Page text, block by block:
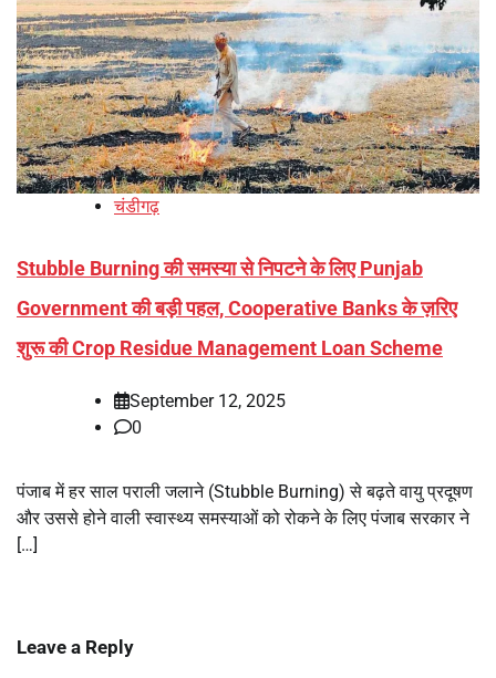
चंडीगढ़
Stubble Burning की समस्या से निपटने के लिए Punjab
Government की बड़ी पहल, Cooperative Banks के ज़रिए
शुरू की Crop Residue Management Loan Scheme
September 12, 2025
0
पंजाब में हर साल पराली जलाने (Stubble Burning) से बढ़ते वायु प्रदूषण
और उससे होने वाली स्वास्थ्य समस्याओं को रोकने के लिए पंजाब सरकार ने
[…]
Leave a Reply